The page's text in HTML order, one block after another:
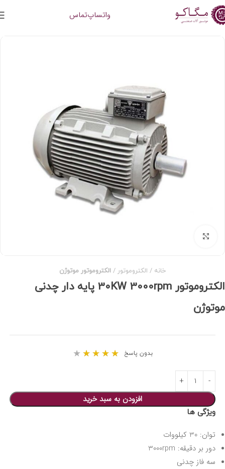
واتساپتماس
خانه الکتروموتور الکتروموتور موتوژن
الکتروموتور 30KW 3000rpm پایه دار چدنی
موتوژن
بدون پاسخ ★
★
★
★
★
افزودن به سبد خرید
ویژگی ها
توان: 30 کیلووات
دور بر دقیقه: 3000rpm
سه فاز چدنی